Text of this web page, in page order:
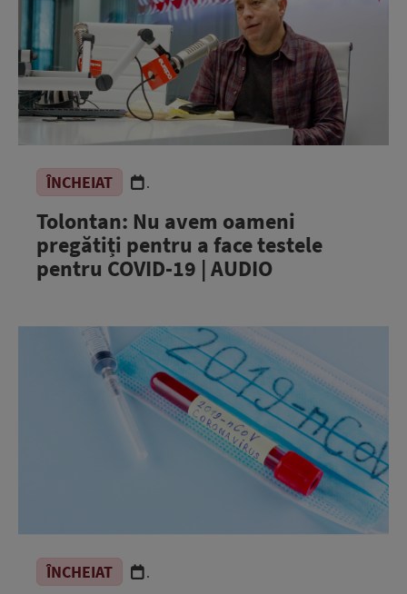
ÎNCHEIAT .
Tolontan: Nu avem oameni
pregătiți pentru a face testele
pentru COVID-19 | AUDIO
ÎNCHEIAT .